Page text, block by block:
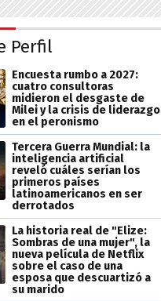
Perfil
Encuesta rumbo a 2027:
cuatro consultoras
midieron el desgaste de
Milei y la crisis de liderazgo
en el peronismo
Tercera Guerra Mundial: la
inteligencia artificial
reveló cuáles serían los
primeros países
latinoamericanos en ser
derrotados
La historia real de "Elize:
Sombras de una mujer", la
nueva película de Netflix
sobre el caso de una
esposa que descuartizó a
su marido